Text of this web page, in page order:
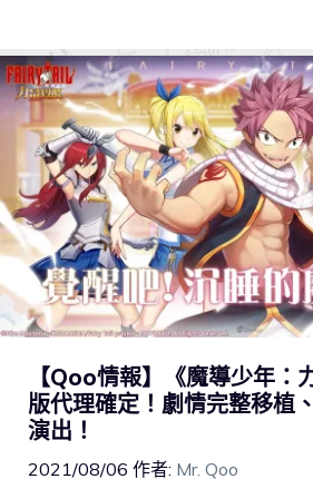
【Qoo情報】《魔導少年：
版代理確定！劇情完整移植
演出！
2021/08/06 作者: Mr. Qoo